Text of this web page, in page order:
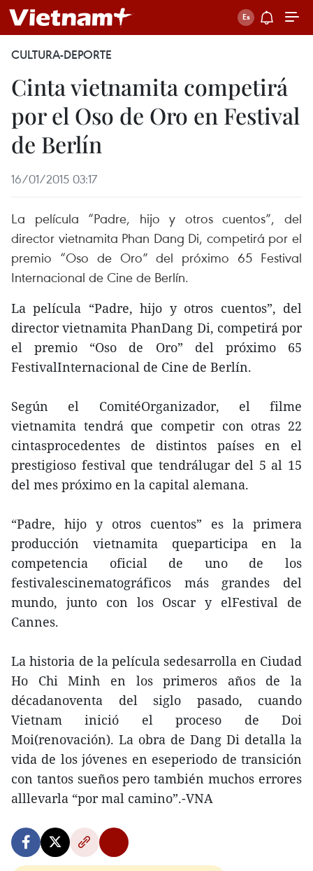
CULTURA-DEPORTE
Cinta vietnamita competirá
por el Oso de Oro en Festival
de Berlín
16/01/2015 03:17
La película “Padre, hijo y otros cuentos”, del
director vietnamita Phan Dang Di, competirá por el
premio “Oso de Oro” del próximo 65 Festival
Internacional de Cine de Berlín.
La película “Padre, hijo y otros cuentos”, del
director vietnamita PhanDang Di, competirá por
el premio “Oso de Oro” del próximo 65
FestivalInternacional de Cine de Berlín.
Según el ComitéOrganizador, el filme
vietnamita tendrá que competir con otras 22
cintasprocedentes de distintos países en el
prestigioso festival que tendrálugar del 5 al 15
del mes próximo en la capital alemana.
“Padre, hijo y otros cuentos” es la primera
producción vietnamita queparticipa en la
competencia oficial de uno de los
festivalescinematográficos más grandes del
mundo, junto con los Oscar y elFestival de
Cannes.
La historia de la película sedesarrolla en Ciudad
Ho Chi Minh en los primeros años de la
décadanoventa del siglo pasado, cuando
Vietnam inició el proceso de Doi
Moi(renovación). La obra de Dang Di detalla la
vida de los jóvenes en eseperiodo de transición
con tantos sueños pero también muchos errores
alllevarla “por mal camino”.-VNA